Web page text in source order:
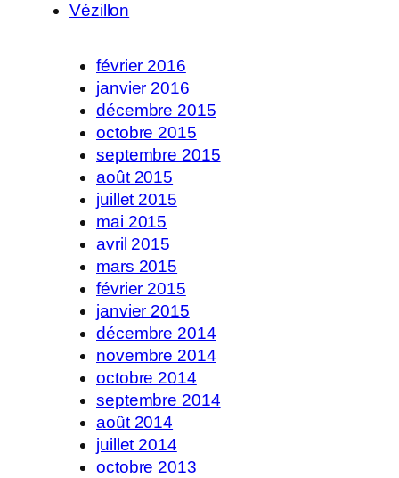
Vézillon
février 2016
janvier 2016
décembre 2015
octobre 2015
septembre 2015
août 2015
juillet 2015
mai 2015
avril 2015
mars 2015
février 2015
janvier 2015
décembre 2014
novembre 2014
octobre 2014
septembre 2014
août 2014
juillet 2014
octobre 2013